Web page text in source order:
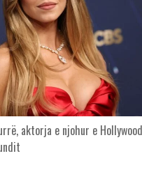
aktorja e njohur e